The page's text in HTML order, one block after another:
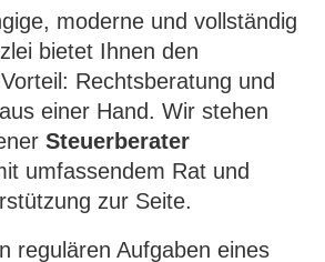
moderne und vollständig
bietet Ihnen den
Rechtsberatung und
einer Hand. Wir stehen
Steuerberater
umfassendem Rat und
zur Seite.
regulären Aufgaben eines